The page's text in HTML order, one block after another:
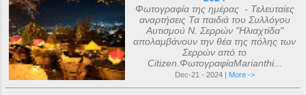
Φωτογραφία της ημέρας - Τελευταίες
αναρτήσεις Τα παιδιά του Συλλόγου
Αυτισμού Ν. Σερρών "Ηλιαχτίδα"
απολαμβάνουν την θέα της πόλης των
Σερρών από το
Citizen.ΦωτογραφίαMarianthi...
Dec-21 - 2024 | More ->